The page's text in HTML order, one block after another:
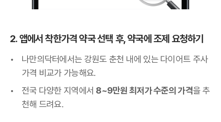
2. 앱에서 착한가격 약국 선택 후, 약국에 조제 요청하기
나만의닥터에서는 강원도 춘천 내에 있는 다이어트 주사
가격 비교가 가능해요.
전국 다양한 지역에서 8~9만원 최저가 수준의 가격을 추
천해 드려요.